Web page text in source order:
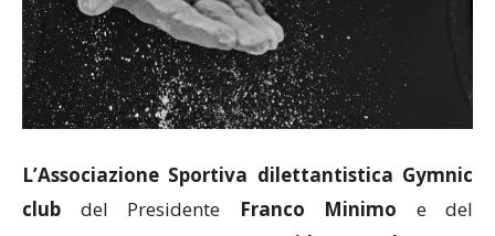
L’Associazione Sportiva dilettantistica Gymnic
club del Presidente Franco Minimo e del